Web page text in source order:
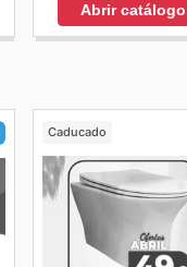
Abrir catálogo
Caducado